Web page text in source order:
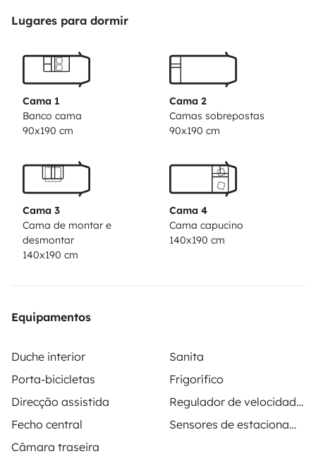
Lugares para dormir
Cama 1
Banco cama
90x190 cm
Cama 2
Camas sobrepostas
90x190 cm
Cama 3
Cama de montar e
desmontar
140x190 cm
Cama 4
Cama capucino
140x190 cm
Equipamentos
Duche interior
Sanita
Porta-bicicletas
Frigorífico
Direcção assistida
Regulador de velocidade / Cruise Control
Fecho central
Sensores de estacionamento
Câmara traseira